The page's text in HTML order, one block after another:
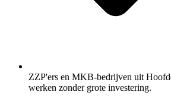
ZZP'ers en MKB-bedrijven uit
werken zonder grote investering.